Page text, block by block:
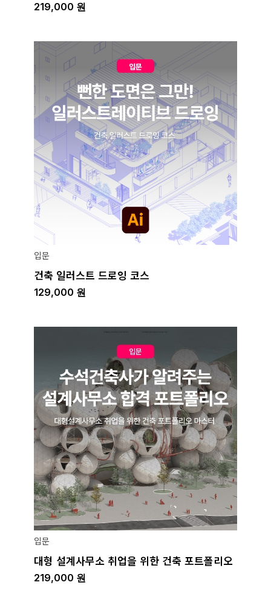
219,000 원
입문
건축 일러스트 드로잉 코스
129,000 원
입문
대형 설계사무소 취업을 위한 건축 포트폴리오
219,000 원